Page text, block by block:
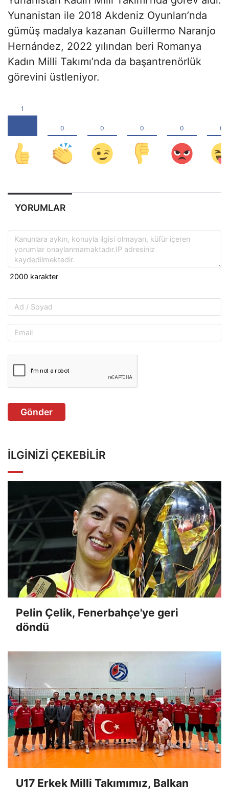
Yunanistan ile 2018 Akdeniz Oyunları’nda
gümüş madalya kazanan Guillermo Naranjo
Hernández, 2022 yılından beri Romanya
Kadın Milli Takımı’nda da başantrenörlük
görevini üstleniyor.
YORUMLAR
Gönder
İLGINIZI ÇEKEBILIR
Pelin Çelik, Fenerbahçe'ye geri
döndü
U17 Erkek Milli Takımımız, Balkan